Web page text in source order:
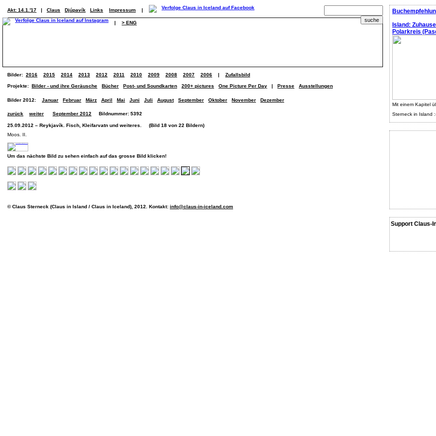
Island:
Polarkreis
Mit einem Kapitel
Sterneck in Island
Support Claus-
Akt: 14.1.'17 | Claus Djúpavík Links Impressum |
| > ENG
Bilder: 2016 2015 2014 2013 2012 2011 2010 2009 2008 2007 2006 | Zufallsbild
Projekte: Bilder - und ihre Geräusche Bücher Post- und Soundkarten 200+ pictures One Picture Per Day | Presse Ausstellungen
Bilder 2012: Januar Februar März April Mai Juni Juli August September Oktober November Dezember
zurück weiter September 2012 Bildnummer: 5392
25.09.2012 – Reykjavík. Fisch, Kleifarvatn und weiteres. (Bild 18 von 22 Bildern)
Moos. II.
Um das nächste Bild zu sehen einfach auf das grosse Bild klicken!
© Claus Sterneck (Claus in Island / Claus in Iceland), 2012. Kontakt: info@claus-in-iceland.com